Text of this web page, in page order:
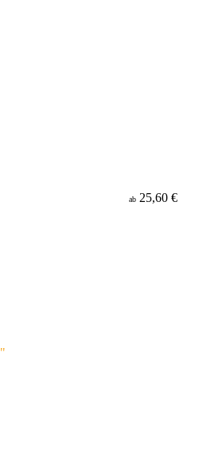
ab 25,60 €